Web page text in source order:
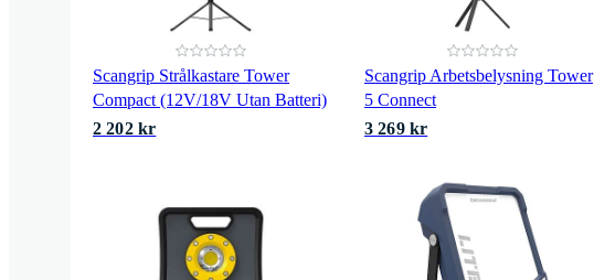
Scangrip Strålkastare Tower
Compact (12V/18V Utan Batteri)
2 202 kr
Scangrip Arbetsbelysning Tower
5 Connect
3 269 kr